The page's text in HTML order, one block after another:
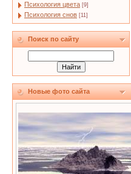
Психология цвета [9]
Психология снов [11]
Поиск по сайту
Новые фото сайта